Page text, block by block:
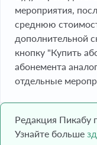
мероприятия,
среднюю
дополнительной
кнопку "Купить
абонемента
отдельные
Редакция Пикабу
Узнайте больше